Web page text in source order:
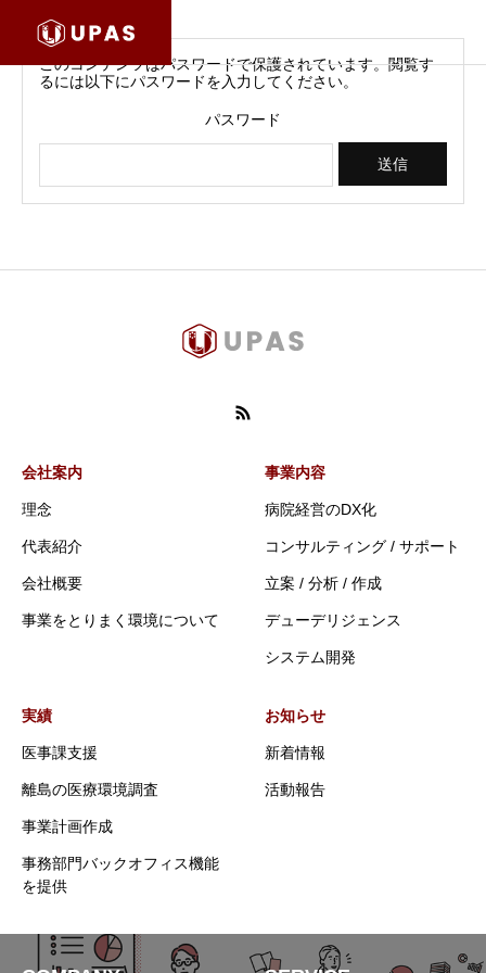
このコンテンツはパスワードで保護されています。閲覧す
るには以下にパスワードを入力してください。
パスワード
会社案内
理念
代表紹介
会社概要
事業をとりまく環境について
事業内容
病院経営のDX化
コンサルティング / サポート
立案 / 分析 / 作成
デューデリジェンス
システム開発
実績
医事課支援
離島の医療環境調査
事業計画作成
事務部門バックオフィス機能
を提供
お知らせ
新着情報
活動報告